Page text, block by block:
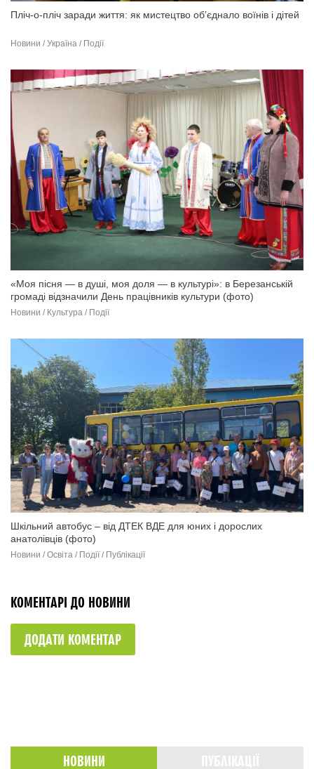
Пліч-о-пліч заради життя: як мистецтво об’єднало воїнів і дітей
Новини / Україна / Події
«Моя пісня — в душі, моя доля — в культурі»: в Березанській
громаді відзначили День працівників культури (фото)
Новини / Культура / Події
Шкільний автобус – від ДТЕК ВДЕ для юних і дорослих
анатолівців (фото)
Новини / Освіта / Події / Публікації
КОМЕНТАРІ ДО НОВИНИ
ДОДАТИ КОМЕНТАР
НОВИНИ